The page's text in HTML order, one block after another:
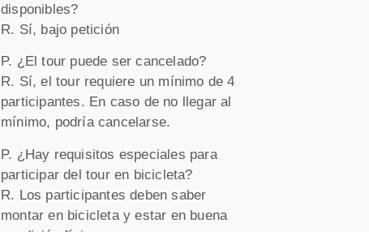
disponibles?
R. Sí, bajo petición
P. ¿El tour puede ser cancelado?
R. Sí, el tour requiere un mínimo de 4
participantes. En caso de no llegar al
mínimo, podría cancelarse.
P. ¿Hay requisitos especiales para
participar del tour en bicicleta?
R. Los participantes deben saber
montar en bicicleta y estar en buena